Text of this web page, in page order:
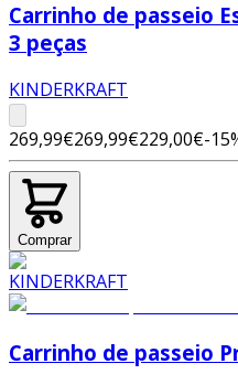
Carrinho de passeio
3 peças
KINDERKRAFT
269,99€269,99€229,00€-15
Comprar
Carrinho de passeio